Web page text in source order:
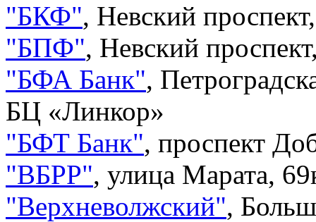
"БКФ", Невский
"БПФ", Невский
"БФА Банк",
БЦ «Линкор»
"БФТ Банк", проспект
"ВБРР", улица Марата,
"Верхневолжский",